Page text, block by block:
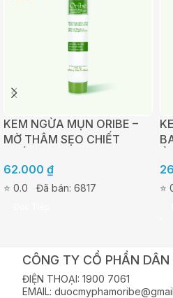
KEM NGỪA MỤN ORIBE –
MỜ THÂM SẸO CHIẾT
TUÝP 20G
62.000 ₫
⭐ 0.0 Đã bán: 6817 ⭐
CÔNG TY CỔ PHẦN DÂN
ĐIỆN THOẠI: 1900 7061
EMAIL: